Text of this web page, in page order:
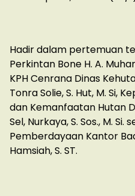
Hadir dalam pertemuan
Perkintan Bone H. A.
KPH Cenrana Dinas
Tonra Solie, S. Hut, M. Si,
dan Kemanfaatan Hutan
Sel, Nurkaya, S. Sos., M.
Pemberdayaan Kantor
Hamsiah, S. ST.